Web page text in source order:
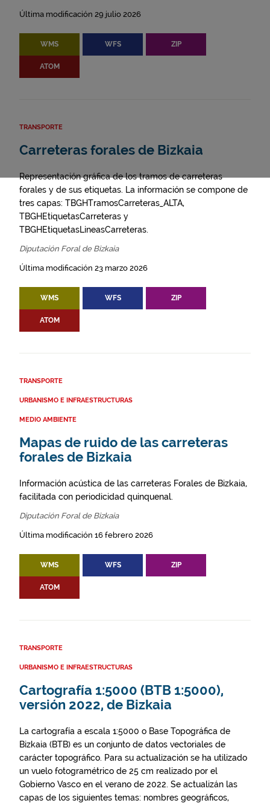
Última modificación 29 julio 2026
WMS WFS ZIP
ATOM
TRANSPORTE
Carreteras forales de Bizkaia
Representación gráfica de los tramos de carreteras
forales y de sus etiquetas. La información se compone de
tres capas: TBGHTramosCarreteras_ALTA,
TBGHEtiquetasCarreteras y
TBGHEtiquetasLineasCarreteras.
Diputación Foral de Bizkaia
Última modificación 23 marzo 2026
WMS WFS ZIP
ATOM
TRANSPORTE
URBANISMO E INFRAESTRUCTURAS
MEDIO AMBIENTE
Mapas de ruido de las carreteras
forales de Bizkaia
Información acústica de las carreteras Forales de Bizkaia,
facilitada con periodicidad quinquenal.
Diputación Foral de Bizkaia
Última modificación 16 febrero 2026
WMS WFS ZIP
ATOM
TRANSPORTE
URBANISMO E INFRAESTRUCTURAS
Cartografía 1:5000 (BTB 1:5000),
versión 2022, de Bizkaia
La cartografía a escala 1:5000 o Base Topográfica de
Bizkaia (BTB) es un conjunto de datos vectoriales de
carácter topográfico. Para su actualización se ha utilizado
un vuelo fotogramétrico de 25 cm realizado por el
Gobierno Vasco en el verano de 2022. Se actualizán las
capas de los siguientes temas: nombres geográficos,